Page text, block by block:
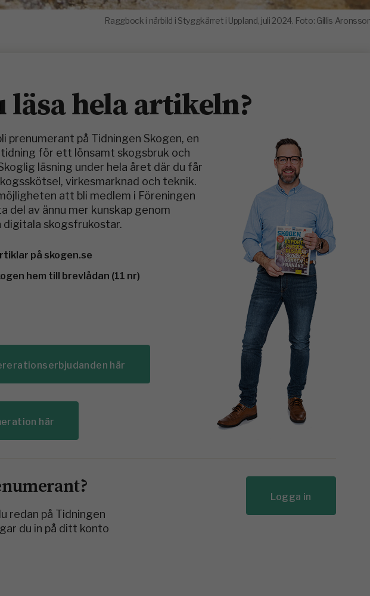
Raggbock i närbild i Styggkärret i Uppland, juli 2024. Foto: Gillis
läsa hela artikeln?
prenumerant på Tidningen Skogen, en
för ett lönsamt skogsbruk och
läsning under hela året där du får
virkesmarknad och teknik.
att bli medlem i Föreningen
del av ännu mer kunskap genom
digitala skogsfrukostar.
på skogen.se
hem till brevlådan (11 nr)
här
här
redan på Tidningen
du in på ditt konto
Logga in